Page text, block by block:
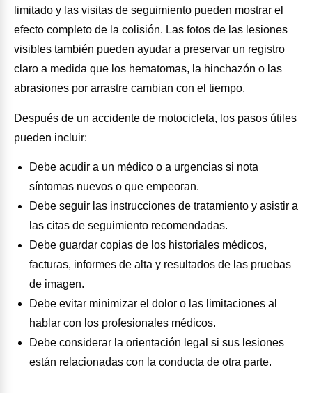
limitado y las visitas de seguimiento pueden mostrar el
efecto completo de la colisión. Las fotos de las lesiones
visibles también pueden ayudar a preservar un registro
claro a medida que los hematomas, la hinchazón o las
abrasiones por arrastre cambian con el tiempo.
Después de un accidente de motocicleta, los pasos útiles
pueden incluir:
Debe acudir a un médico o a urgencias si nota
síntomas nuevos o que empeoran.
Debe seguir las instrucciones de tratamiento y asistir a
las citas de seguimiento recomendadas.
Debe guardar copias de los historiales médicos,
facturas, informes de alta y resultados de las pruebas
de imagen.
Debe evitar minimizar el dolor o las limitaciones al
hablar con los profesionales médicos.
Debe considerar la orientación legal si sus lesiones
están relacionadas con la conducta de otra parte.